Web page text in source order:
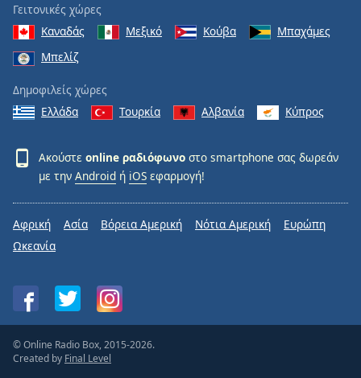
Γειτονικές χώρες
Καναδάς
Μεξικό Κούβα
Μπαχάμες
Μπελίζ
Δημοφιλείς χώρες
Ελλάδα
Τουρκία Αλβανία Κύπρος
Ακούστε online ραδιόφωνο στο smartphone σας δωρεάν
με την Android ή iOS εφαρμογή!
Αφρική Ασία Βόρεια Αμερική Νότια Αμερική
Ευρώπη
Ωκεανία
© Online Radio Box, 2015-2026.
Created by Final Level